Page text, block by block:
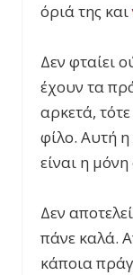
όριά της και
Δεν φταίει
έχουν τα
αρκετά,
φίλο. Αυτή η
είναι η
Δεν
πάνε καλά.
κάποια